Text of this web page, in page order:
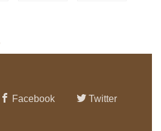
Facebook Twitter